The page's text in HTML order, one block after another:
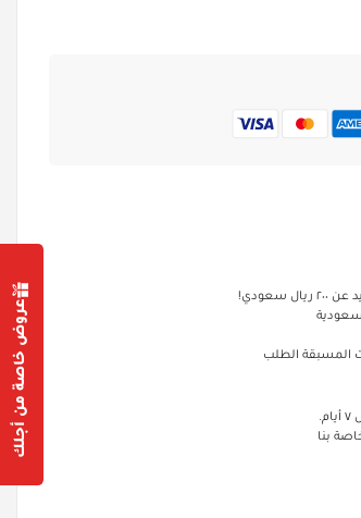
سعودي!
المسبقة الطلب
بنا عروض خاصة من أجلك